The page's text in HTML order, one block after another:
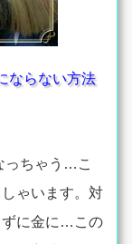
ならない方法
っちゃう…こ
ゃいます。対
ずに金に…この